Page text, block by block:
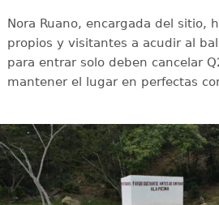
Nora Ruano, encargada del sitio,
propios y visitantes a acudir al
para entrar solo deben cancelar
mantener el lugar en perfectas